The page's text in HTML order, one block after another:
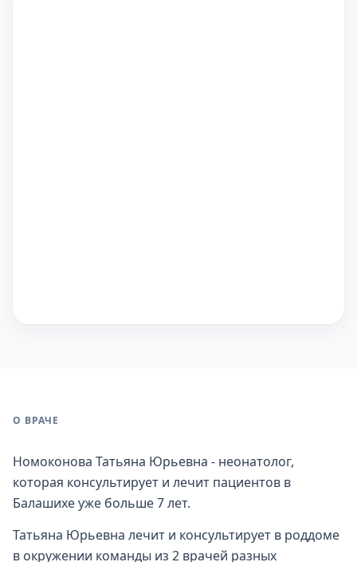
О ВРАЧЕ
Номоконова Татьяна Юрьевна - неонатолог,
которая консультирует и лечит пациентов в
Балашихе уже больше 7 лет.
Татьяна Юрьевна лечит и консультирует в роддоме
в окружении команды из 2 врачей разных